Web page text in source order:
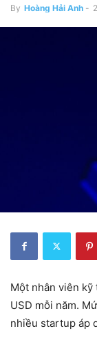
By Hoàng Hải Anh -
Một nhân viên
USD mỗi năm.
nhiều startup áp